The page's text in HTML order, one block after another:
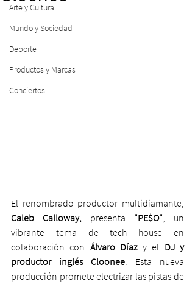
Arte y Cultura
Mundo y Sociedad
Deporte
Productos y Marcas
Conciertos
Caleb Calloway, presenta "PE$O", un
vibrante tema de tech house en
colaboración con Álvaro Díaz y el DJ y
productor inglés Cloonee. Esta nueva
producción promete electrizar las pistas de